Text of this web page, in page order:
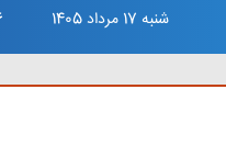
شنبه 17 مرداد 1405